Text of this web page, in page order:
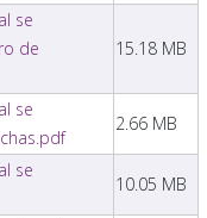
se
de
15.18 MB
se
2.66 MB
se
10.05 MB